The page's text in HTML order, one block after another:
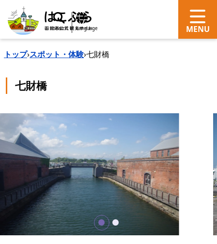
search Language
トップ›スポット・体験›七財橋
七財橋